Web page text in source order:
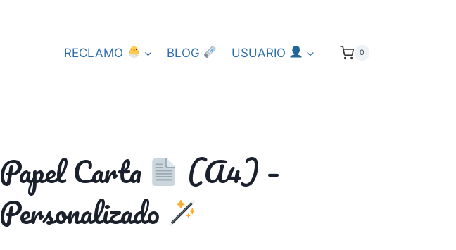
RECLAMO BLOG USUARIO 0
Papel Carta
(A4) –
Personalizado